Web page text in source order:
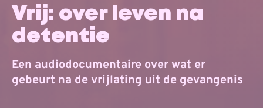
Vrij: over leven na
detentie
Een audiodocumentaire over wat er
gebeurt na de vrijlating uit de gevangenis